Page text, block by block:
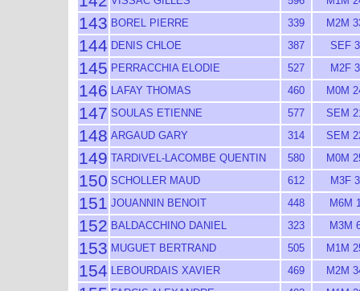
143 BOREL PIERRE 339 M2M
144 DENIS CHLOE 387 SEF 3
145 PERRACCHIA ELODIE 527 M2F 3
146 LAFAY THOMAS 460 M0M
147 SOULAS ETIENNE 577 SEM
148 ARGAUD GARY 314 SEM
149 TARDIVEL-LACOMBE QUENTIN 580 M0M
150 SCHOLLER MAUD 612 M3F 3
151 JOUANNIN BENOIT 448 M6M
152 BALDACCHINO DANIEL 323 M3M
153 MUGUET BERTRAND 505 M1M
154 LEBOURDAIS XAVIER 469 M2M